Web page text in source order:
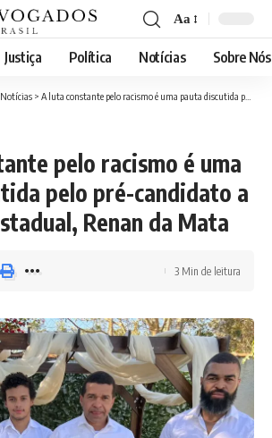
Font
Resizer
Aa
Justiça Política Notícias Sobre Nós
Notícias > A luta constante pelo racismo é uma pauta discutida pelo pré-candidato a deputado estadual, Renan da Mata
pelo racismo é uma
pelo pré-candidato a
Renan da Mata
3 Min de leitura